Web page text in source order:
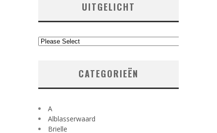
UITGELICHT
CATEGORIEËN
A
Alblasserwaard
Brielle